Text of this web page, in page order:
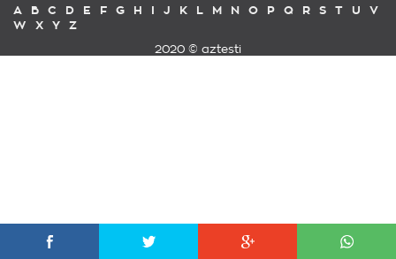
A B C D E F G H I J K L M N O P Q R S T U
V
W
X Y Z
2020 © aztesti